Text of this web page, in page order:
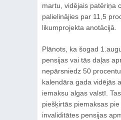
martu, vidējais patēriņa
palielinājies par 11,5
likumprojekta anotācijā.
Plānots, ka šogad
pensijas vai tās daļas
nepārsniedz 50
kalendāra gada vidējās
iemaksu algas valstī.
piešķirtās piemaksas
invaliditātes pensijas